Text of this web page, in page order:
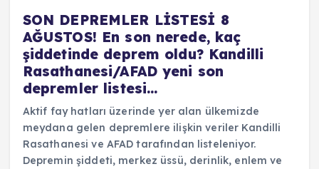
SON DEPREMLER LİSTESİ 8
AĞUSTOS! En son nerede, kaç
şiddetinde deprem oldu? Kandilli
Rasathanesi/AFAD yeni son
depremler listesi…
Aktif fay hatları üzerinde yer alan ülkemizde
meydana gelen depremlere ilişkin veriler Kandilli
Rasathanesi ve AFAD tarafından listeleniyor.
Depremin şiddeti, merkez üssü, derinlik, enlem ve